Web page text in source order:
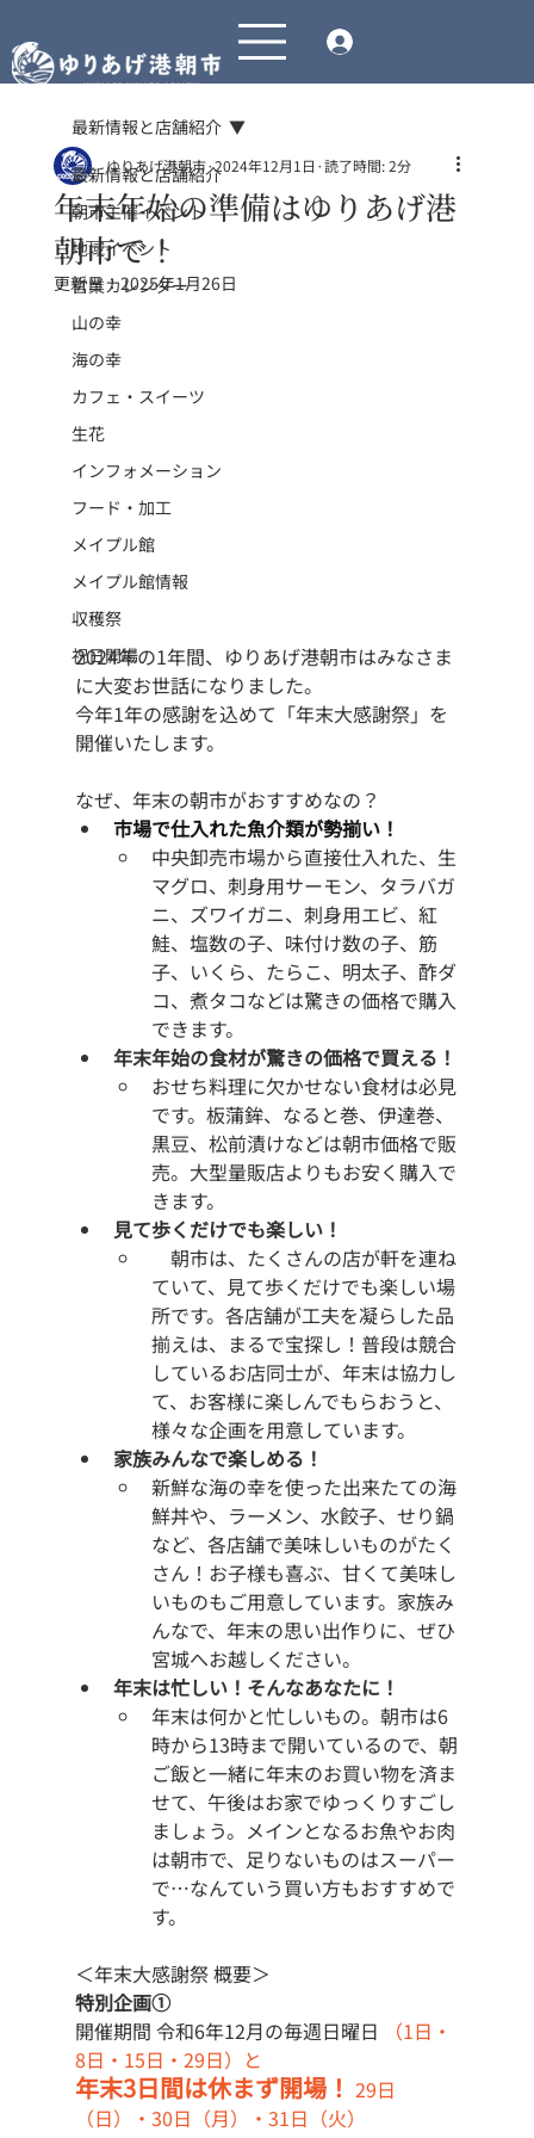
最新情報と店舗紹介
朝市主催イベント
地域イベント
営業カレンダー
山の幸
海の幸
カフェ・スイーツ
生花
インフォメーション
フード・加工
メイプル館
メイプル館情報
収穫祭
祝日開場
最新情報と店舗紹介
年末年始の準備はゆりあげ港
朝市で！
ゆりあげ港朝市 2024年12月1日 読了時間: 2分
更新日：2025年1月26日
2024年の1年間、ゆりあげ港朝市はみなさま
に大変お世話になりました。
今年1年の感謝を込めて「年末大感謝祭」を
開催いたします。
なぜ、年末の朝市がおすすめなの？
市場で仕入れた魚介類が勢揃い！
中央卸売市場から直接仕入れた、生
マグロ、刺身用サーモン、タラバガ
ニ、ズワイガニ、刺身用エビ、紅
鮭、塩数の子、味付け数の子、筋
子、いくら、たらこ、明太子、酢ダ
コ、煮タコなどは驚きの価格で購入
できます。
年末年始の食材が驚きの価格で買える！
おせち料理に欠かせない食材は必見
です。板蒲鉾、なると巻、伊達巻、
黒豆、松前漬けなどは朝市価格で販
売。大型量販店よりもお安く購入で
きます。
見て歩くだけでも楽しい！
朝市は、たくさんの店が軒を連ね
ていて、見て歩くだけでも楽しい場
所です。各店舗が工夫を凝らした品
揃えは、まるで宝探し！普段は競合
しているお店同士が、年末は協力し
て、お客様に楽しんでもらおうと、
様々な企画を用意しています。
家族みんなで楽しめる！
新鮮な海の幸を使った出来たての海
鮮丼や、ラーメン、水餃子、せり鍋
など、各店舗で美味しいものがたく
さん！お子様も喜ぶ、甘くて美味し
いものもご用意しています。家族み
んなで、年末の思い出作りに、ぜひ
宮城へお越しください。
年末は忙しい！そんなあなたに！
年末は何かと忙しいもの。朝市は6
時から13時まで開いているので、朝
ご飯と一緒に年末のお買い物を済ま
せて、午後はお家でゆっくりすごし
ましょう。メインとなるお魚やお肉
は朝市で、足りないものはスーパー
で…なんていう買い方もおすすめで
す。
＜年末大感謝祭 概要＞
特別企画①
開催期間 令和6年12月の毎週日曜日 （1日・
8日・15日・29日）と
年末3日間は休まず開場！ 29日
（日）・30日（月）・31日（火）